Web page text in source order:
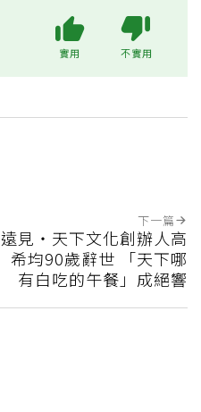
實用 不實用
下一篇
遠見‧天下文化創辦人高
希均90歲辭世 「天下哪
有白吃的午餐」成絕響